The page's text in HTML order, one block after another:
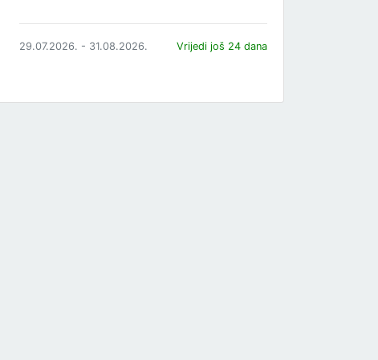
29.07.2026. - 31.08.2026.
Vrijedi još 24 dana